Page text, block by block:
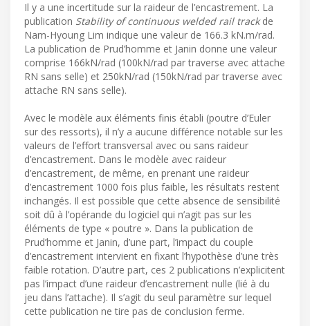
Il y a une incertitude sur la raideur de l’encastrement. La
publication Stability of continuous welded rail trackde
Nam-Hyoung Lim indique une valeur de 166.3 kN.m/rad.
La publication de Prud’homme et Janin donne une valeur
comprise 166kN/rad (100kN/rad par traverse avec attache
RN sans selle) et 250kN/rad (150kN/rad par traverse avec
attache RN sans selle).
Avec le modèle aux éléments finis établi (poutre d’Euler
sur des ressorts), il n’y a aucune différence notable sur les
valeurs de l’effort transversal avec ou sans raideur
d’encastrement. Dans le modèle avec raideur
d’encastrement, de même, en prenant une raideur
d’encastrement 1000 fois plus faible, les résultats restent
inchangés. Il est possible que cette absence de sensibilité
soit dû à l’opérande du logiciel qui n’agit pas sur les
éléments de type « poutre ». Dans la publication de
Prud’homme et Janin, d’une part, l’impact du couple
d’encastrement intervient en fixant l’hypothèse d’une très
faible rotation. D’autre part, ces 2 publications n’explicitent
pas l’impact d’une raideur d’encastrement nulle (lié à du
jeu dans l’attache). Il s’agit du seul paramètre sur lequel
cette publication ne tire pas de conclusion ferme.